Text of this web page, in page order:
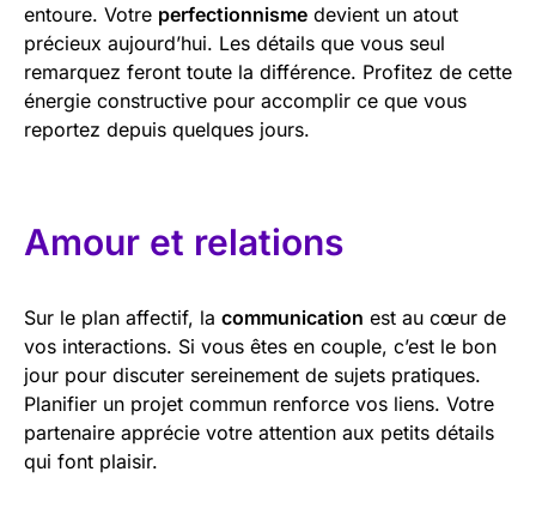
entoure. Votre perfectionnisme devient un atout
précieux aujourd’hui. Les détails que vous seul
remarquez feront toute la différence. Profitez de cette
énergie constructive pour accomplir ce que vous
reportez depuis quelques jours.
Amour et relations
Sur le plan affectif, la communication est au cœur de
vos interactions. Si vous êtes en couple, c’est le bon
jour pour discuter sereinement de sujets pratiques.
Planifier un projet commun renforce vos liens. Votre
partenaire apprécie votre attention aux petits détails
qui font plaisir.